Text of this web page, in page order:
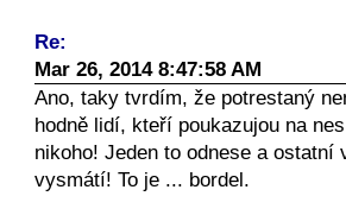
Re:
Mar 26, 2014 8:47:58 AM
Ano, taky tvrdím, že potrestaný
hodně lidí, kteří poukazujou na
nikoho! Jeden to odnese a
vysmátí! To je ... bordel.